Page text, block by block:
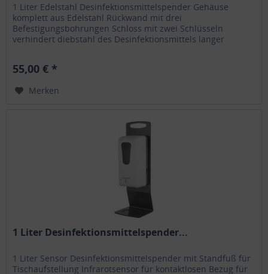
1 Liter Edelstahl Desinfektionsmittelspender Gehäuse
komplett aus Edelstahl Rückwand mit drei
Befestigungsbohrungen Schloss mit zwei Schlüsseln
verhindert diebstahl des Desinfektionsmittels langer
55,00 € *
Merken
1 Liter Desinfektionsmittelspender...
1 Liter Sensor Desinfektionsmittelspender mit Standfuß für
Tischaufstellung Infrarotsensor für kontaktlosen Bezug für